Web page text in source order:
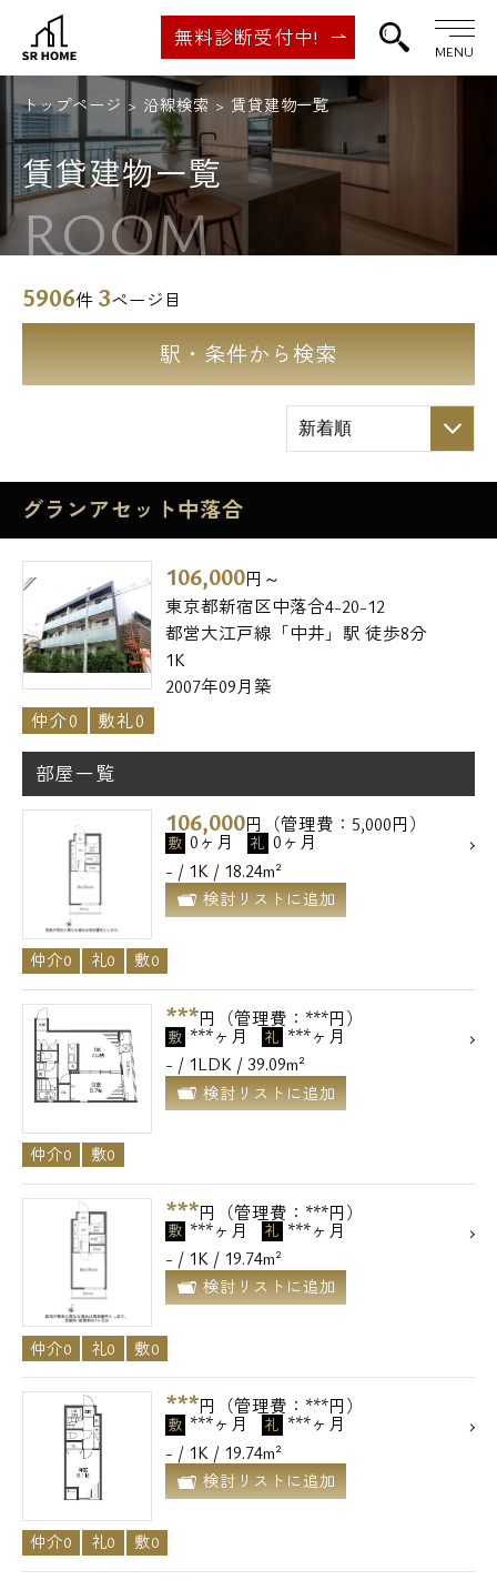
無料診断受付中!
MENU
トップページ 沿線検索 賃貸建物一覧
賃貸建物一覧
ROOM
5906件 3ページ目
駅・条件から検索
グランアセット中落合
106,000円～
東京都新宿区中落合4-20-12
都営大江戸線「中井」駅 徒歩8分
1K
2007年09月築
仲介0
敷礼0
部屋一覧
106,000円（管理費：5,000円）
敷 0ヶ月 礼 0ヶ月
- / 1K / 18.24m²
検討リストに追加
仲介0 礼0 敷0
***円（管理費：***円）
敷 ***ヶ月 礼 ***ヶ月
- / 1LDK / 39.09m²
検討リストに追加
仲介0 敷0
***円（管理費：***円）
敷 ***ヶ月 礼 ***ヶ月
- / 1K / 19.74m²
検討リストに追加
仲介0 礼0 敷0
***円（管理費：***円）
敷 ***ヶ月 礼 ***ヶ月
- / 1K / 19.74m²
検討リストに追加
仲介0 礼0 敷0